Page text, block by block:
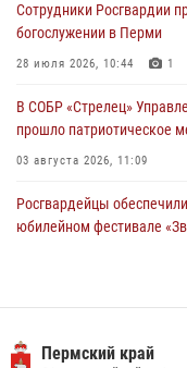
28 июля 2026, 06:15
Сотрудники Росгвардии
богослужении в Перми
28 июля 2026, 10:44 1
В СОБР «Стрелец»
прошло патриотическое
03 августа 2026, 11:09
Росгвардейцы
юбилейном фестивале
ветеринарно-санитарной
Пермский край